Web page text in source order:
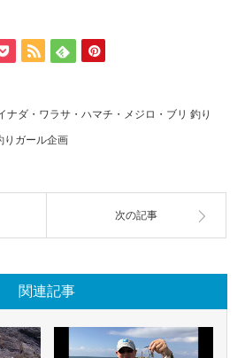
ナダ・ワラサ・ハマチ・メジロ・ブリ 釣り
りガール企画
次の記事
関連記事